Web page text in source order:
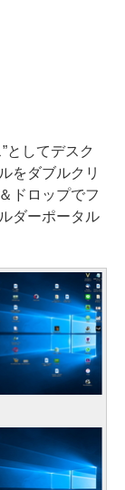
としてデスク
をダブルクリ
ドロップでフ
ダーポータル